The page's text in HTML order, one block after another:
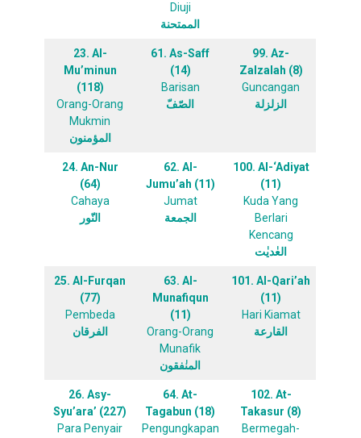
Diuji
الممتحنة
23. Al-
Mu’minun
(118)
Orang-Orang
Mukmin
المؤمنون
61. As-Saff
(14)
Barisan
الصّفّ
99. Az-
Zalzalah (8)
Guncangan
الزلزلة
24. An-Nur
(64)
Cahaya
النّور
62. Al-
Jumu’ah (11)
Jumat
الجمعة
100. Al-‘Adiyat
(11)
Kuda Yang
Berlari
Kencang
العٰديٰت
25. Al-Furqan
(77)
Pembeda
الفرقان
63. Al-
Munafiqun
(11)
Orang-Orang
Munafik
المنٰفقون
101. Al-Qari’ah
(11)
Hari Kiamat
القارعة
26. Asy-
Syu’ara’ (227)
Para Penyair
64. At-
Tagabun (18)
Pengungkapan
102. At-
Takasur (8)
Bermegah-